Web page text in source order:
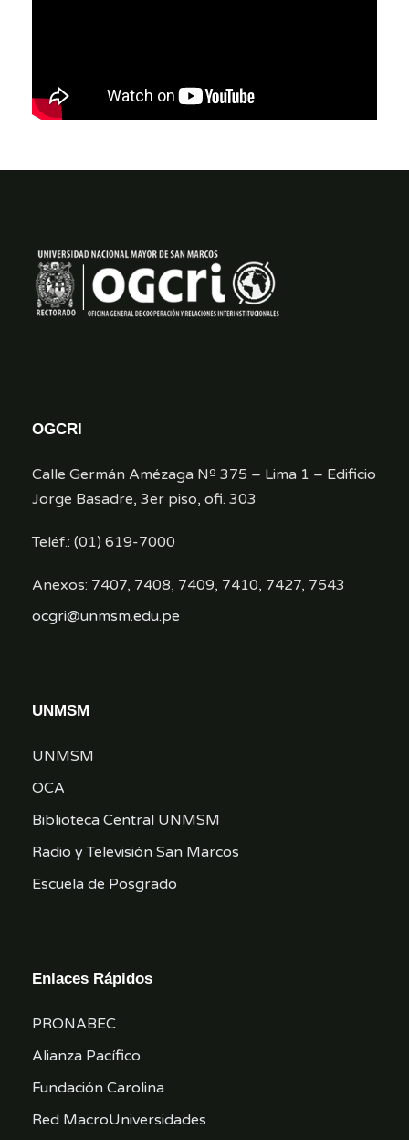
OGCRI
Calle Germán Amézaga Nº 375 – Lima 1 – Edificio
Jorge Basadre, 3er piso, ofi. 303
Teléf.: (01) 619-7000
Anexos: 7407, 7408, 7409, 7410, 7427, 7543
ocgri@unmsm.edu.pe
UNMSM
UNMSM
OCA
Biblioteca Central UNMSM
Radio y Televisión San Marcos
Escuela de Posgrado
Enlaces Rápidos
PRONABEC
Alianza Pacífico
Fundación Carolina
Red MacroUniversidades